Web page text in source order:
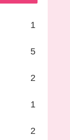
1
5
2
1
2